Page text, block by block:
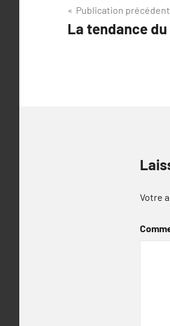
Navigation
de
Publication
La tendance
Votre